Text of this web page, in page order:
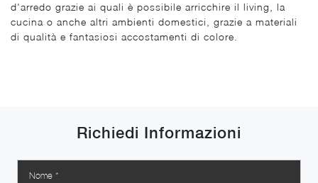
d'arredo grazie ai quali è possibile arricchire il living, la
cucina o anche altri ambienti domestici, grazie a materiali
di qualità e fantasiosi accostamenti di colore.
Richiedi Informazioni